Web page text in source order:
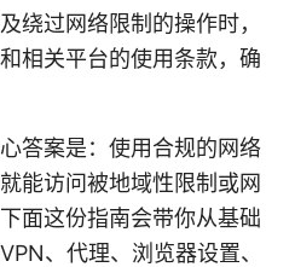
绕过网络限制的操作时，
相关平台的使用条款，确
答案是：使用合规的网络
能访问被地域性限制或网
面这份指南会带你从基础
、代理、浏览器设置、